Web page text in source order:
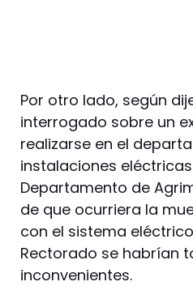
Por otro lado, según
interrogado sobre un
realizarse en el
instalaciones
Departamento de
de que ocurriera la
con el sistema
Rectorado se habrían
inconvenientes.